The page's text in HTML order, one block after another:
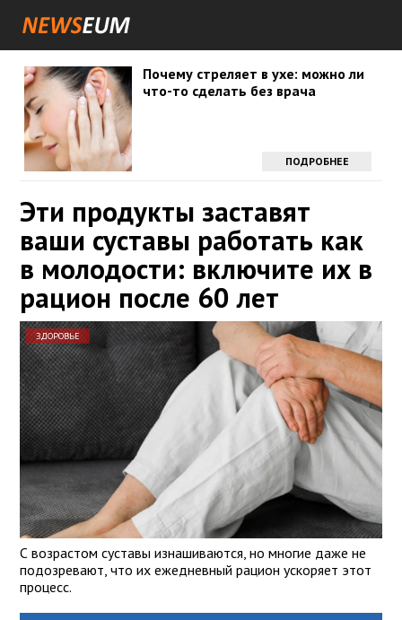
Почему стреляет в ухе: можно ли
что-то сделать без врача
ПОДРОБНЕЕ
Эти продукты заставят
ваши суставы работать как
в молодости: включите их в
рацион после 60 лет
ЗДОРОВЬЕ
С возрастом суставы изнашиваются, но многие даже не
подозревают, что их ежедневный рацион ускоряет этот
процесс.